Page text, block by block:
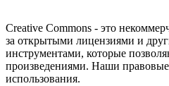
Creative Commons - это
за открытыми лицензиями и
инструментами, которые
произведениями. Наши
использования.